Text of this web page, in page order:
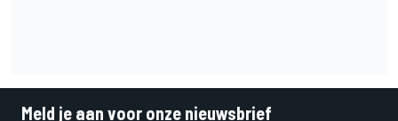
Meld je aan voor onze nieuwsbrief